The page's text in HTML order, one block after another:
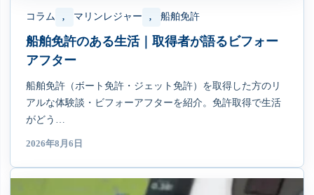
コラム , マリンレジャー , 船舶免許
船舶免許のある生活｜取得者が語るビフォー
アフター
船舶免許（ボート免許・ジェット免許）を取得した方のリ
アルな体験談・ビフォーアフターを紹介。免許取得で生活
がどう…
2026年8月6日